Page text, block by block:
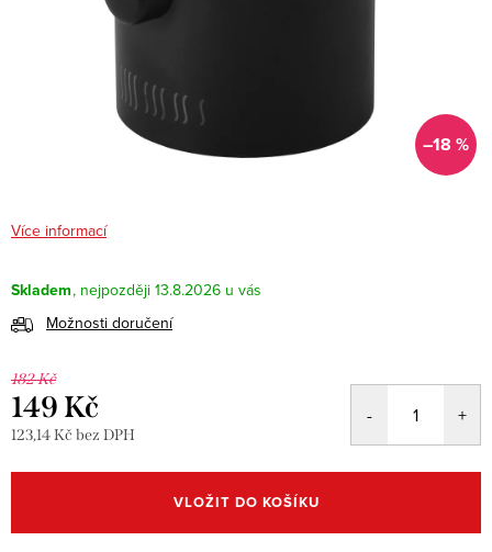
–18 %
Více informací
Skladem
13.8.2026
Možnosti doručení
182 Kč
149 Kč
123,14 Kč bez DPH
cena:
VLOŽIT DO KOŠÍKU